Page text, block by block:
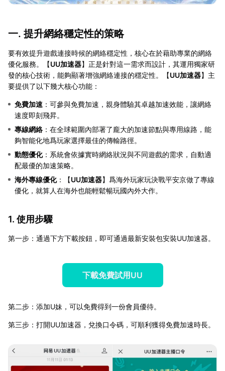
一. 提升網絡穩定性的策略
要有效提升遊戲連接時候的網絡穩定性，核心在於藉助專業的網絡
優化服務。【UU加速器】正是針對這一需求而設計，其運用獨家研
發的核心技術，能夠顯著增強網絡連接的穩定性。【UU加速器】主
要提供了以下幾大核心功能：
免費加速 ：可參與免費加速，親身體驗其卓越加速效能，讓網絡
速度即刻飛昇。
專線網絡：在全球範圍內部署了龐大的加速節點與專用線路，能
夠智能化地爲玩家選擇最佳的傳輸路徑。
動態優化：系統會依據實時網絡狀況與不同遊戲的需求，自動適
配最優的加速策略。
海外專線優化：【UU加速器】爲海外玩家玩決戰平安京做了專線
優化，就算人在海外也能輕鬆暢玩國內外大作。
1. 使用步驟
第一步：通過下方下載按鈕，即可通過最新安裝包安裝UU加速器。
下載免費試用UU
第二步：添加U妹，可以免費得到一份會員優待。
第三步：打開UU加速器，兌換口令碼，可順利獲得免費加速時長。